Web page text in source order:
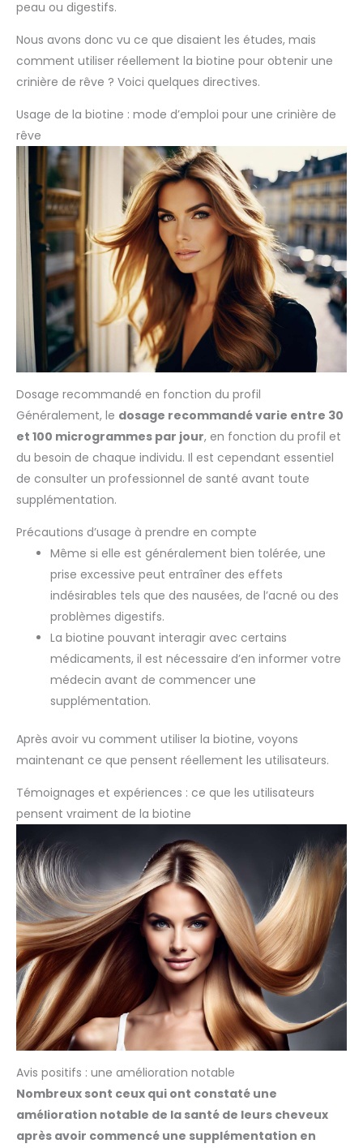
peau ou digestifs.
Nous avons donc vu ce que disaient les études, mais
comment utiliser réellement la biotine pour obtenir une
crinière de rêve ? Voici quelques directives.
Usage de la biotine : mode d’emploi pour une crinière de
rêve
Dosage recommandé en fonction du profil
Généralement, le dosage recommandé varie entre 30
et 100 microgrammes par jour, en fonction du profil et
du besoin de chaque individu. Il est cependant essentiel
de consulter un professionnel de santé avant toute
supplémentation.
Précautions d’usage à prendre en compte
Même si elle est généralement bien tolérée, une
prise excessive peut entraîner des effets
indésirables tels que des nausées, de l’acné ou des
problèmes digestifs.
La biotine pouvant interagir avec certains
médicaments, il est nécessaire d’en informer votre
médecin avant de commencer une
supplémentation.
Après avoir vu comment utiliser la biotine, voyons
maintenant ce que pensent réellement les utilisateurs.
Témoignages et expériences : ce que les utilisateurs
pensent vraiment de la biotine
Avis positifs : une amélioration notable
Nombreux sont ceux qui ont constaté une
amélioration notable de la santé de leurs cheveux
après avoir commencé une supplémentation en